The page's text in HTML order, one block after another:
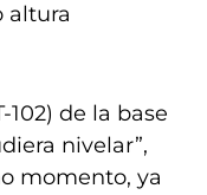
altura
102) de la base
nivelar”,
momento, ya